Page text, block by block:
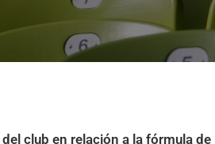
club en relación a la fórmula de